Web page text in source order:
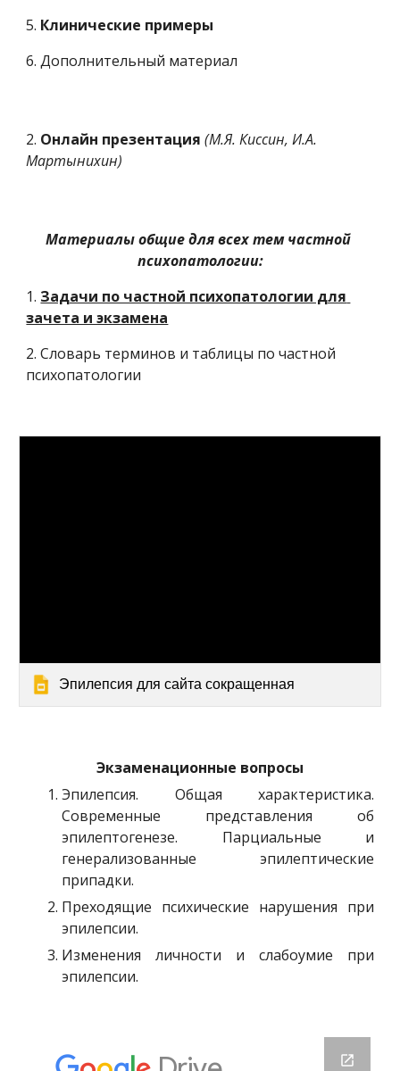
5. Клинические примеры
6. Дополнительный материал
2. Онлайн презентация (М.Я. Киссин, И.А.
Мартынихин)
Материалы общие для всех тем частной
психопатологии:
1. Задачи по частной психопатологии для
зачета и экзамена
2. Словарь терминов и таблицы по частной
психопатологии
Эпилепсия для сайта сокращенная
Экзаменационные вопросы
Эпилепсия. Общая характеристика.
Современные представления об
эпилептогенезе. Парциальные и
генерализованные эпилептические
припадки.
Преходящие психические нарушения при
эпилепсии.
Изменения личности и слабоумие при
эпилепсии.